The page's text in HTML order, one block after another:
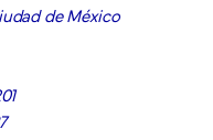
de México